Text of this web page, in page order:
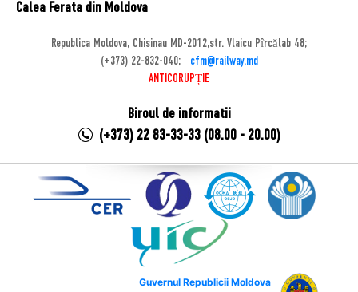
Calea Ferata din Moldova
Republica Moldova, Chisinau MD-2012,str. Vlaicu Pîrcălab 48;
(+373) 22-832-040;
cfm@railway.md
ANTICORUPȚIE
Biroul de informatii
(+373) 22 83-33-33 (08.00 - 20.00)
Guvernul Republicii Moldova